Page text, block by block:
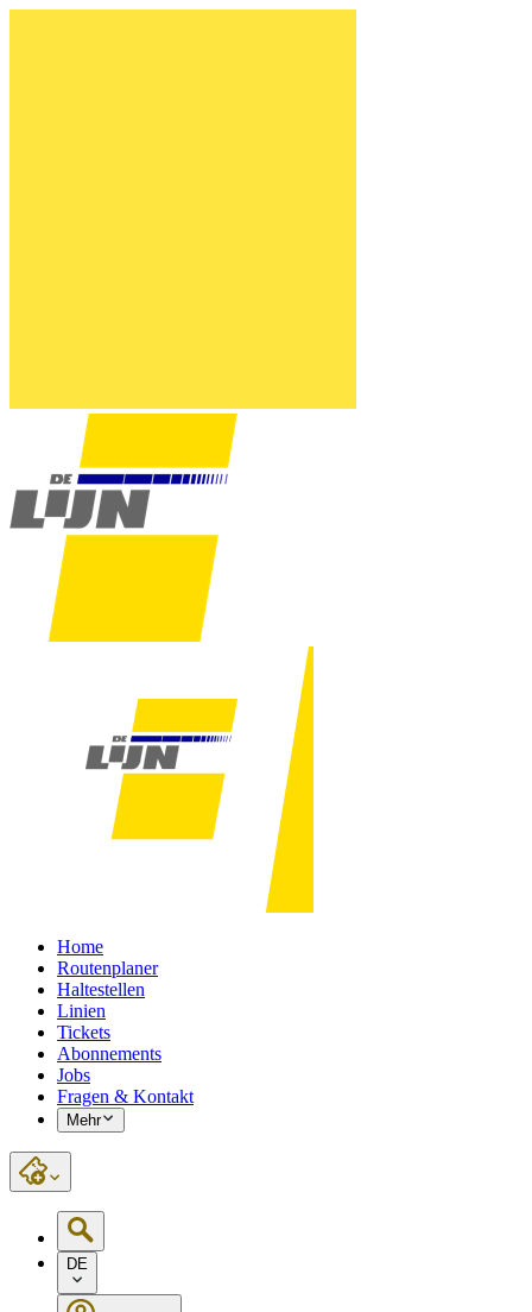
Home
Routenplaner
Haltestellen
Linien
Tickets
Abonnements
Jobs
Fragen & Kontakt
Mehr
DE